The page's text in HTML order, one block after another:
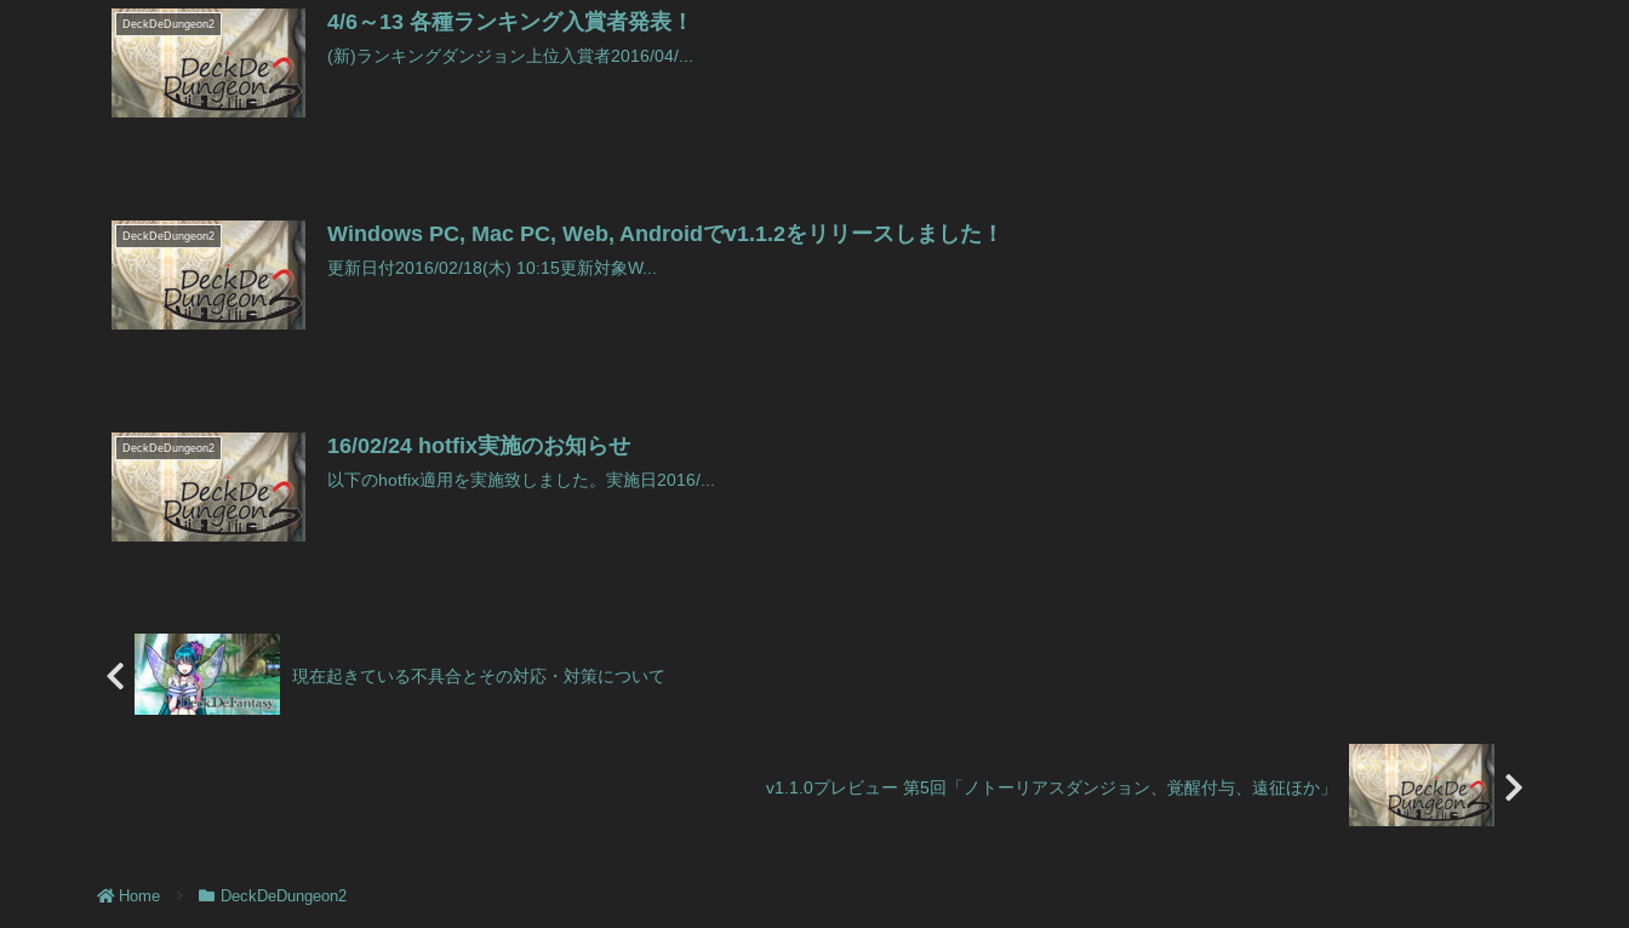
DeckDeDungeon2 4/6～13 各種ランキング入賞者発表！
(新)ランキングダンジョン上位入賞者2016/04/...
DeckDeDungeon2 Windows PC, Mac PC, Web, Androidでv1.1.2をリリースしました！
更新日付2016/02/18(木) 10:15更新対象W...
DeckDeDungeon2 16/02/24 hotfix実施のお知らせ
以下のhotfix適用を実施致しました。実施日2016/...
現在起きている不具合とその対応・対策について
v1.1.0プレビュー 第5回「ノトーリアスダンジョン、覚醒付与、遠征ほか」
Home DeckDeDungeon2